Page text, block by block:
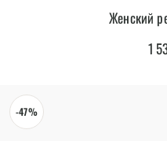
Женский
1
-47%